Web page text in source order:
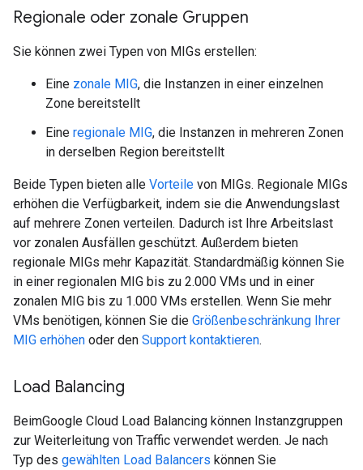
Regionale oder zonale Gruppen
Sie können zwei Typen von MIGs erstellen:
Eine zonale MIG, die Instanzen in einer einzelnen
Zone bereitstellt
Eine regionale MIG, die Instanzen in mehreren Zonen
in derselben Region bereitstellt
Beide Typen bieten alle Vorteile von MIGs. Regionale MIGs
erhöhen die Verfügbarkeit, indem sie die Anwendungslast
auf mehrere Zonen verteilen. Dadurch ist Ihre Arbeitslast
vor zonalen Ausfällen geschützt. Außerdem bieten
regionale MIGs mehr Kapazität. Standardmäßig können Sie
in einer regionalen MIG bis zu 2.000 VMs und in einer
zonalen MIG bis zu 1.000 VMs erstellen. Wenn Sie mehr
VMs benötigen, können Sie die Größenbeschränkung Ihrer
MIG erhöhen oder den Support kontaktieren.
Load Balancing
BeimGoogle Cloud Load Balancing können Instanzgruppen
zur Weiterleitung von Traffic verwendet werden. Je nach
Typ des gewählten Load Balancers können Sie